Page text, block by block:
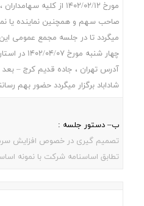
مورخ 1402/02/12 از کلیه
صاحب سهم و همچنین نماینده یا
چهار شنبه
آدرس تهران ، جاده قديم کرج – بعد
شاداباد برگزار میگردد حضور بهم
ب– دستور جلسه :
تصمیم گیری در خصوص افزایش
تطابق اساسنامه شرکت با نمونه